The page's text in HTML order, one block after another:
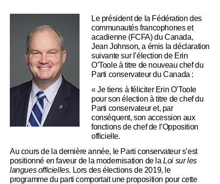
Le président de la Fédération des
communautés francophones et
acadienne (FCFA) du Canada,
Jean Johnson, a émis la déclaration
suivante sur l’élection de Erin
O’Toole à titre de nouveau chef du
Parti conservateur du Canada :
« Je tiens à féliciter Erin O’Toole
pour son élection à titre de chef du
Parti conservateur et, par
conséquent, son accession aux
fonctions de chef de l’Opposition
officielle.
Au cours de la dernière année, le Parti conservateur s’est
positionné en faveur de la modernisation de laLoi sur les
langues officielles. Lors des élections de 2019, le
programme du parti comportait une proposition pour cette